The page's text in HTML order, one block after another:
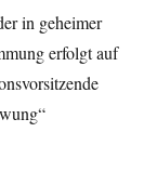
in geheimer
erfolgt auf